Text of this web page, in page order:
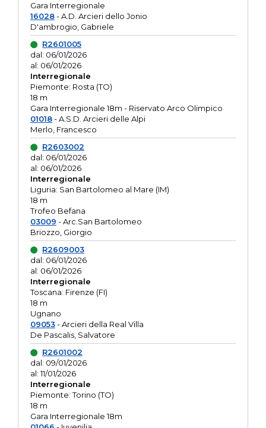
Gara Interregionale
16028- A.D. Arcieri dello Jonio
D'ambrogio, Gabriele
R2601005
dal: 06/01/2026
al: 06/01/2026
Interregionale
Piemonte: Rosta (TO)
18 m
Gara Interregionale 18m - Riservato Arco Olimpico
01018- A.S.D. Arcieri delle Alpi
Merlo, Francesco
R2603002
dal: 06/01/2026
al: 06/01/2026
Interregionale
Liguria: San Bartolomeo al Mare (IM)
18 m
Trofeo Befana
03009 - Arc.San Bartolomeo
Briozzo, Giorgio
R2609003
dal: 06/01/2026
al: 06/01/2026
Interregionale
Toscana: Firenze (FI)
18 m
Ugnano
09053- Arcieri della Real Villa
De Pascalis, Salvatore
R2601002
dal: 09/01/2026
al: 11/01/2026
Interregionale
Piemonte: Torino (TO)
18 m
Gara Interregionale 18m